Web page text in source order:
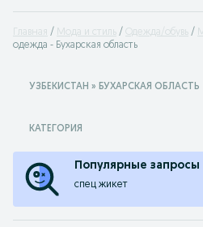
Главная Мода и стиль Одежда/обувь
одежда - Бухарская область
УЗБЕКИСТАН » БУХАРСКАЯ ОБЛАСТЬ
КАТЕГОРИЯ
Популярные запросы
спец жикет